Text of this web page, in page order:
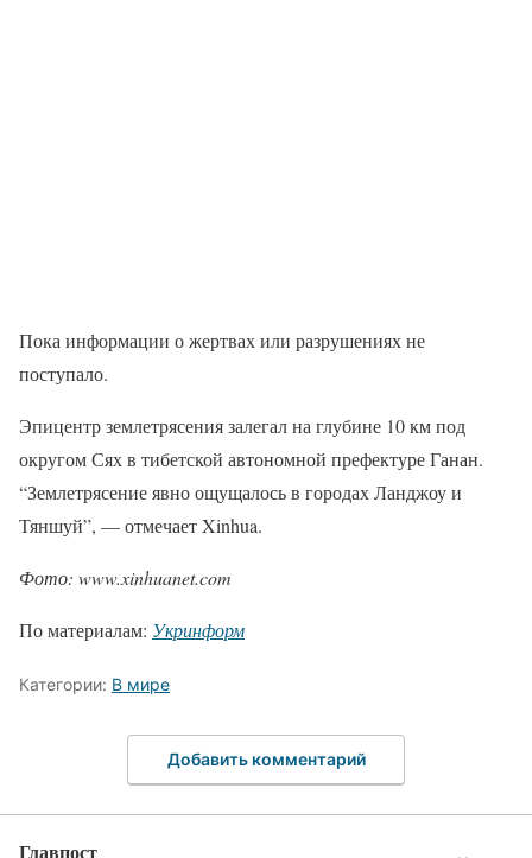
Пока информации о жертвах или разрушениях не
поступало.
Эпицентр землетрясения залегал на глубине 10 км под
округом Сях в тибетской автономной префектуре Ганан.
“Землетрясение явно ощущалось в городах Ланджоу и
Тяншуй”, — отмечает Xinhua.
Фото: www.xinhuanet.com
По материалам: Укринформ
Категории: В мире
Добавить комментарий
Главпост